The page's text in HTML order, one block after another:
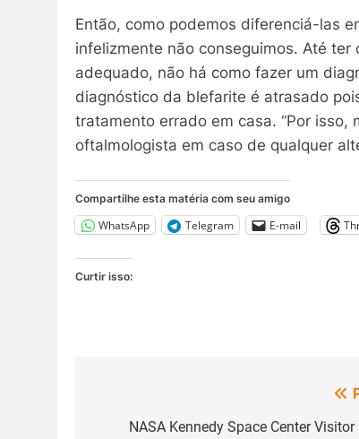
Então, como podemos diferenciá-las
infelizmente não conseguimos. Até
adequado, não há como fazer um
diagnóstico da blefarite é atrasado
tratamento errado em casa. “Por isso,
oftalmologista em caso de qualquer
Compartilhe esta matéria com seu amigo
WhatsApp Telegram E-mail
Curtir isso:
NASA Kennedy Space Center